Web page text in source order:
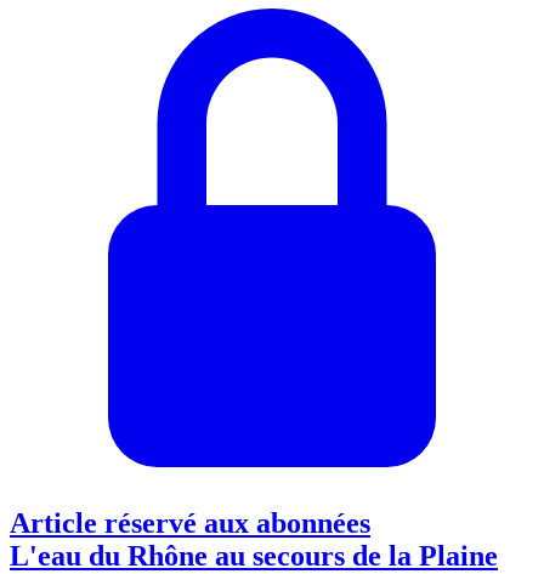
Article réservé aux abonnées
L'eau du Rhône au secours de la Plaine